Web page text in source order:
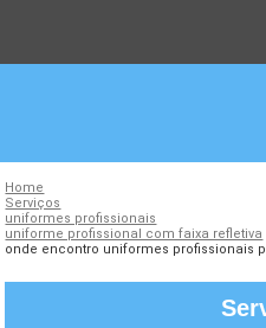
Home
Serviços
uniformes profissionais
uniforme profissional com faixa refletiva
onde encontro uniformes profissionais